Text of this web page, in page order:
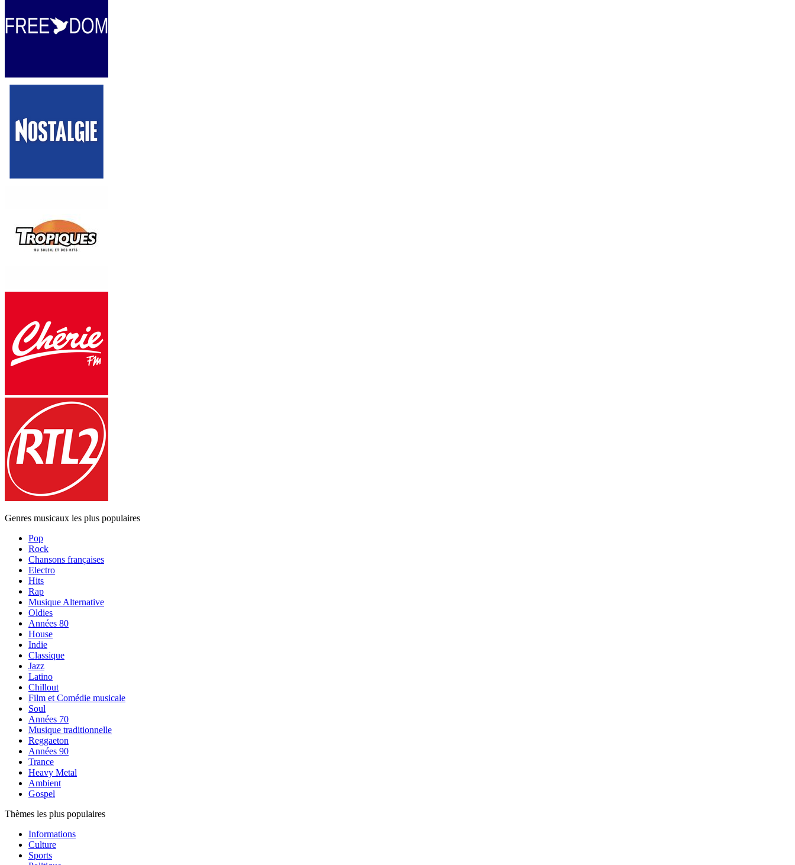
Genres musicaux les plus populaires
Pop
Rock
Chansons françaises
Electro
Hits
Rap
Musique Alternative
Oldies
Années 80
House
Indie
Classique
Jazz
Latino
Chillout
Film et Comédie musicale
Soul
Années 70
Musique traditionnelle
Reggaeton
Années 90
Trance
Heavy Metal
Ambient
Gospel
Thèmes les plus populaires
Informations
Culture
Sports